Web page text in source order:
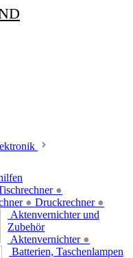
●
● Druckrechner ●
Aktenvernichter und
Zubehör
Aktenvernichter ●
Batterien, Taschenlampen